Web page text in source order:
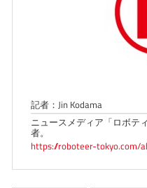
記者：Jin Kodama
ニュースメディア「ロボテ
者。
https://roboteer-tokyo.com/